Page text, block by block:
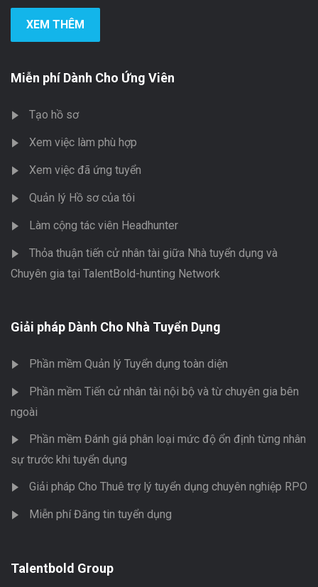
XEM THÊM
Miễn phí Dành Cho Ứng Viên
Tạo hồ sơ
Xem việc làm phù hợp
Xem việc đã ứng tuyển
Quản lý Hồ sơ của tôi
Làm cộng tác viên Headhunter
Thỏa thuận tiến cử nhân tài giữa Nhà tuyển dụng và
Chuyên gia tại TalentBold-hunting Network
Giải pháp Dành Cho Nhà Tuyển Dụng
Phần mềm Quản lý Tuyển dụng toàn diện
Phần mềm Tiến cử nhân tài nội bộ và từ chuyên gia bên
ngoài
Phần mềm Đánh giá phân loại mức độ ổn định từng nhân
sự trước khi tuyển dụng
Giải pháp Cho Thuê trợ lý tuyển dụng chuyên nghiệp RPO
Miễn phí Đăng tin tuyển dụng
Talentbold Group